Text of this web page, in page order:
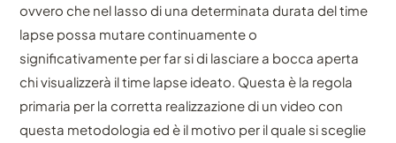
ovvero che nel lasso di una determinata durata del time
lapse possa mutare continuamente o
significativamente per far si di lasciare a bocca aperta
chi visualizzerà il time lapse ideato. Questa è la regola
primaria per la corretta realizzazione di un video con
questa metodologia ed è il motivo per il quale si sceglie